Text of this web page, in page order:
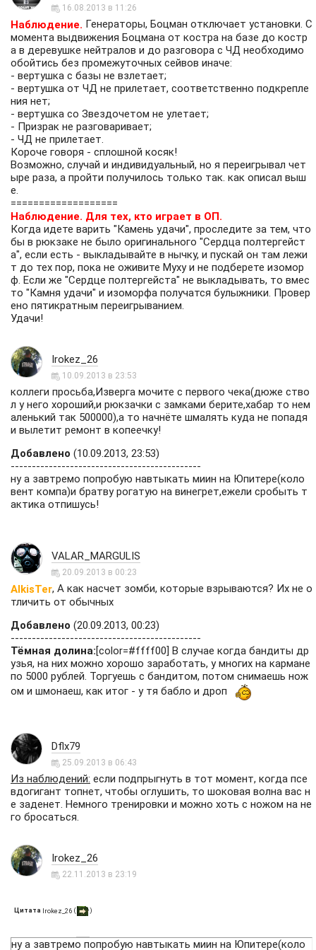
16.08.2013 в 11:26
Наблюдение. Генераторы, Боцман отключает установки. С
момента выдвижения Боцмана от костра на базе до костр
а в деревушке нейтралов и до разговора с ЧД необходимо
обойтись без промежуточных сейвов иначе:
- вертушка с базы не взлетает;
- вертушка от ЧД не прилетает, соответственно подкрепле
ния нет;
- вертушка со Звездочетом не улетает;
- Призрак не разговаривает;
- ЧД не прилетает.
Короче говоря - сплошной косяк!
Возможно, случай и индивидуальный, но я переигрывал чет
ыре раза, а пройти получилось только так. как описал выш
е.
===================
Наблюдение. Для тех, кто играет в ОП.
Когда идете варить "Камень удачи", проследите за тем, что
бы в рюкзаке не было оригинального "Сердца полтергейст
а", если есть - выкладывайте в нычку, и пускай он там лежи
т до тех пор, пока не оживите Муху и не подберете изомор
ф. Если же "Сердце полтергейста" не выкладывать, то вмес
то "Камня удачи" и изоморфа получатся булыжники. Провер
ено пятикратным переигрыванием.
Удачи!
Irokez_26
10.09.2013 в 23:53
коллеги просьба,Изверга мочите с первого чека(дюже ство
л у него хороший,и рюкзачки с замками берите,хабар то нем
аленький так 500000),а то начнёте шмалять куда не попадя
и вылетит ремонт в копеечку!
Добавлено (10.09.2013, 23:53)
---------------------------------------------
ну а завтремо попробую навтыкать миин на Юпитере(коло
вент компа)и братву рогатую на винегрет,ежели сробыть т
актика отпишусь!
VALAR_MARGULIS
20.09.2013 в 00:23
AlkisTer, А как насчет зомби, которые взрываются? Их не о
тличить от обычных
Добавлено (20.09.2013, 00:23)
---------------------------------------------
Тёмная долина:[color=#ffff00] В случае когда бандиты др
узья, на них можно хорошо заработать, у многих на кармане
по 5000 рублей. Торгуешь с бандитом, потом снимаешь нож
ом и шмонаеш, как итог - у тя бабло и дроп
Dflx79
25.09.2013 в 06:43
Из наблюдений: если подпрыгнуть в тот момент, когда псе
вдогигант топнет, чтобы оглушить, то шоковая волна вас н
е заденет. Немного тренировки и можно хоть с ножом на не
го бросаться.
Irokez_26
22.11.2013 в 23:19
Цитата Irokez_26 ( )
ну а завтремо попробую навтыкать миин на Юпитере(коло